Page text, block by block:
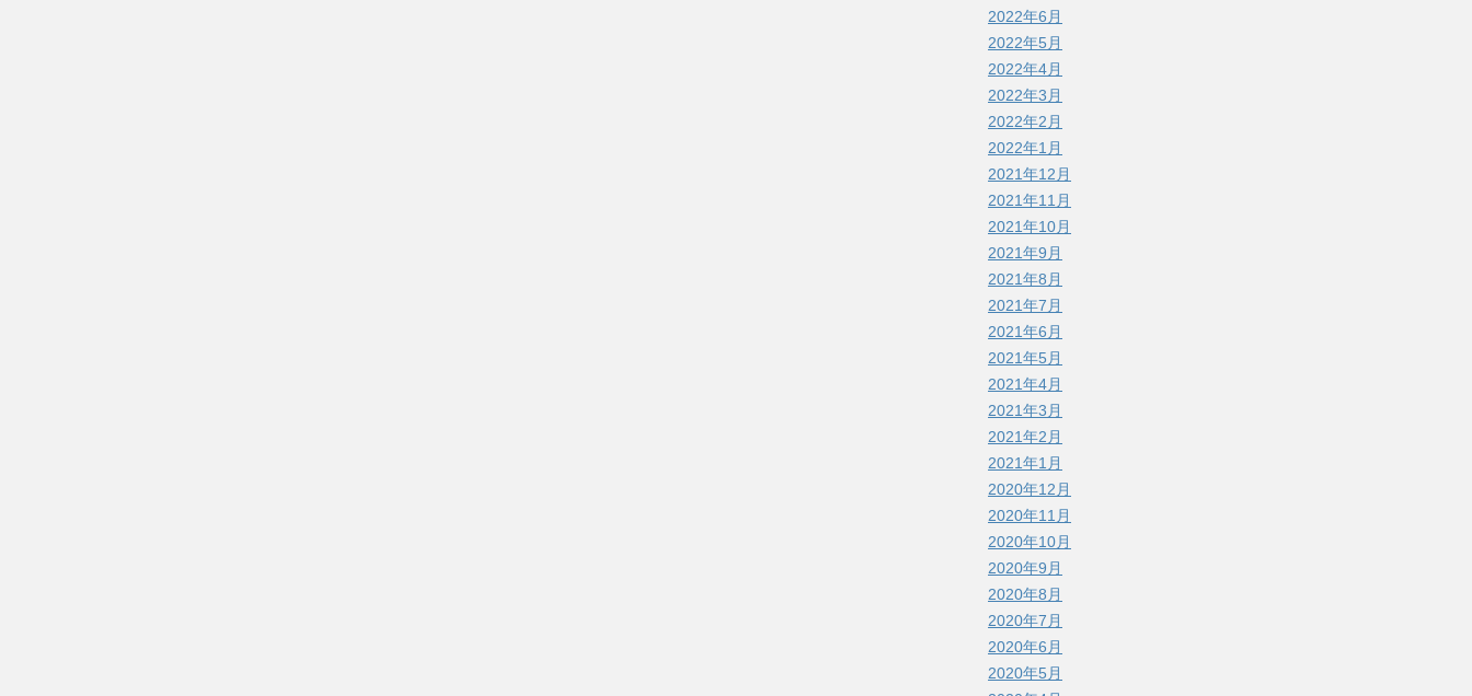
2022年6月
2022年5月
2022年4月
2022年3月
2022年2月
2022年1月
2021年12月
2021年11月
2021年10月
2021年9月
2021年8月
2021年7月
2021年6月
2021年5月
2021年4月
2021年3月
2021年2月
2021年1月
2020年12月
2020年11月
2020年10月
2020年9月
2020年8月
2020年7月
2020年6月
2020年5月